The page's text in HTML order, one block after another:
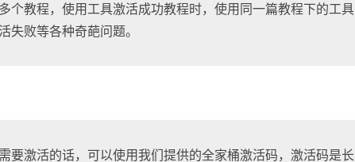
个教程，使用工具激活成功教程时，使用同一篇教程下的工具
失败等各种奇葩问题。
要激活的话，可以使用我们提供的全家桶激活码，激活码是长